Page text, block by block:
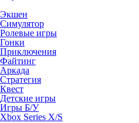
Экшен
Симулятор
Ролевые игры
Гонки
Приключения
Файтинг
Аркада
Стратегия
Квест
Детские игры
Игры Б/У
Xbox Series X/S